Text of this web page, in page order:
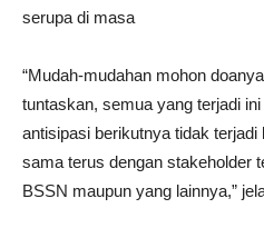
serupa di masa
“Mudah-mudahan mohon
tuntaskan, semua yang terjadi
antisipasi berikutnya tidak
sama terus dengan stakeholder
BSSN maupun yang lainnya,”